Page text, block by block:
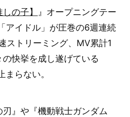
しの子】
』オープニングテー
「アイドル」が圧巻の6週連続
ストリーミング、MV累計1
快挙を成し遂げている
まらない。
』や『機動戦士ガンダム